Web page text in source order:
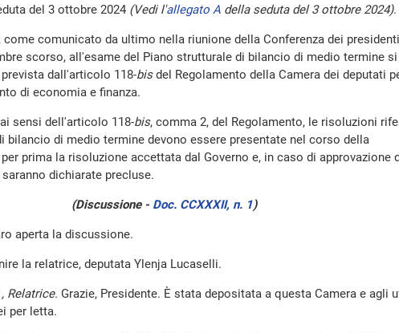
del 3 ottobre 2024 (Vedi l'allegato A della seduta del 3 ottobre 2024).
come comunicato da ultimo nella riunione della Conferenza dei
scorso, all'esame del Piano strutturale di bilancio di medio termine si
dall'articolo 118-bisdel Regolamento della Camera dei deputati
di economia e finanza.
sensi dell'articolo 118-bis, comma 2, del Regolamento, le risoluzioni
bilancio di medio termine devono essere presentate nel corso della
prima la risoluzione accettata dal Governo e, in caso di approvazione
dichiarate precluse.
(Discussione - Doc. CCXXXII, n. 1)
aperta la discussione.
la relatrice, deputata Ylenja Lucaselli.
, Relatrice. Grazie, Presidente. È stata depositata a questa Camera e agli
per letta.